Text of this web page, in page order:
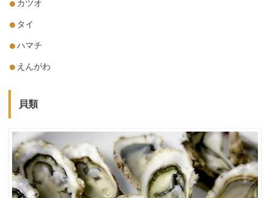
カツオ
タイ
ハマチ
えんがわ
貝類